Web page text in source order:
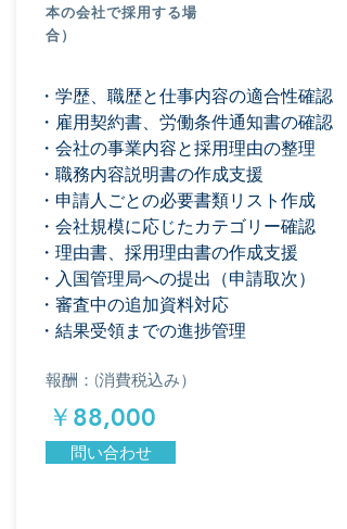
本の会社で採用する場
合）
・学歴、職歴と仕事内容の適合性確認
・雇用契約書、労働条件通知書の確認
・会社の事業内容と採用理由の整理
・職務内容説明書の作成支援
・申請人ごとの必要書類リスト作成
・会社規模に応じたカテゴリー確認
・理由書、採用理由書の作成支援
​・入国管理局への提出（申請取次）
・審査中の追加資料対応
・結果受領までの進捗管理
報酬：(消費税込み）
​￥88,000
問い合わせ